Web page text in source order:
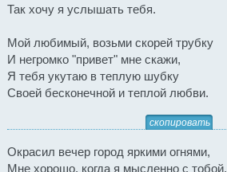
Так хочу я услышать тебя.
Мой любимый, возьми скорей трубку
И негромко "привет" мне скажи,
Я тебя укутаю в теплую шубку
Своей бесконечной и теплой любви.
скопировать
Окрасил вечер город яркими огнями,
Мне хорошо, когда я мысленно с тобой.